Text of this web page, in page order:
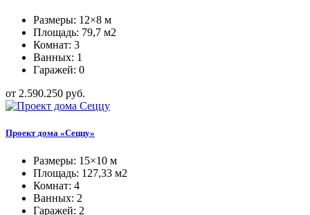
Размеры: 12×8 м
Площадь: 79,7 м2
Комнат: 3
Ванных: 1
Гаражей: 0
от 2.590.250 руб.
Проект дома «Сеццу»
Размеры: 15×10 м
Площадь: 127,33 м2
Комнат: 4
Ванных: 2
Гаражей: 2